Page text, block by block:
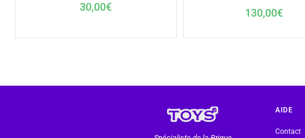
30,00€ 130,00€
AIDE
Contact